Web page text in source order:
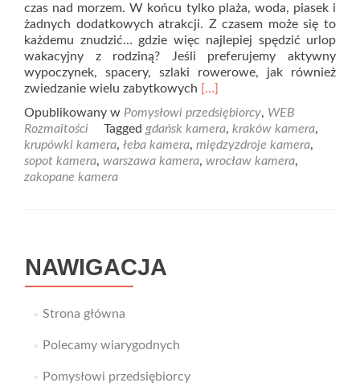
czas nad morzem. W końcu tylko plaża, woda, piasek i
żadnych dodatkowych atrakcji. Z czasem może się to
każdemu znudzić… gdzie więc najlepiej spędzić urlop
wakacyjny z rodziną? Jeśli preferujemy aktywny
wypoczynek, spacery, szlaki rowerowe, jak również
zwiedzanie wielu zabytkowych Read
about
Gdzie
warto
spędzić
[…]
Opublikowany w Pomysłowi przedsiębiorcy, WEB
Rozmaitości
Tagged gdańsk kamera, kraków kamera,
krupówki kamera, łeba kamera, międzyzdroje kamera,
sopot kamera, warszawa kamera, wrocław kamera,
zakopane kamera
NAWIGACJA
Strona główna
Polecamy wiarygodnych
Pomysłowi przedsiębiorcy